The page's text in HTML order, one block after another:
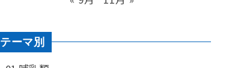
テーマ別